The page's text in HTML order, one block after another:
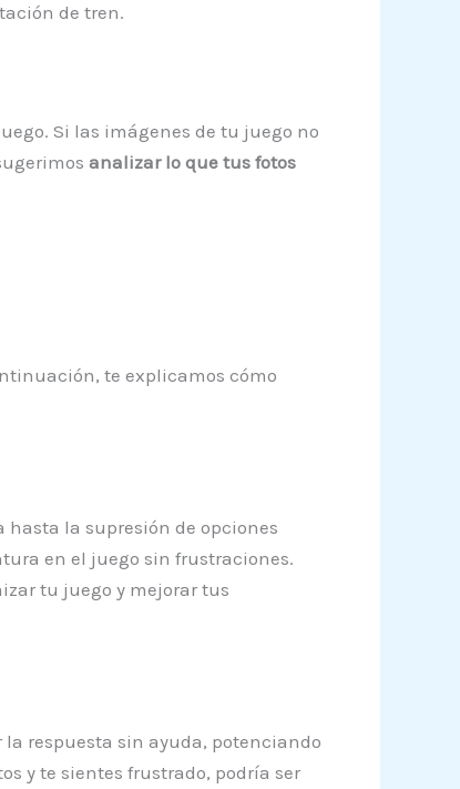
de tren.
Si las imágenes de tu juego no
analizar lo que tus fotos
te explicamos cómo
hasta la supresión de opciones
en el juego sin frustraciones.
tu juego y mejorar tus
respuesta sin ayuda, potenciando
y te sientes frustrado, podría ser